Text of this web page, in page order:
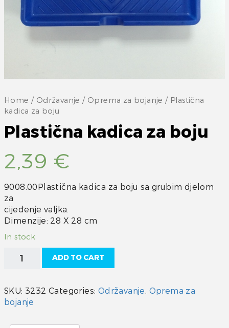
Home / Održavanje / Oprema za bojanje / Plastična
kadica za boju
Plastična kadica za boju
2,39 €
9008.00Plastična kadica za boju sa grubim djelom
za
cijeđenje valjka.
Dimenzije: 28 X 28 cm
In stock
Plastična
kadica
boju
quantity
ADD TO CART
SKU: 3232 Categories: Održavanje, Oprema za
bojanje